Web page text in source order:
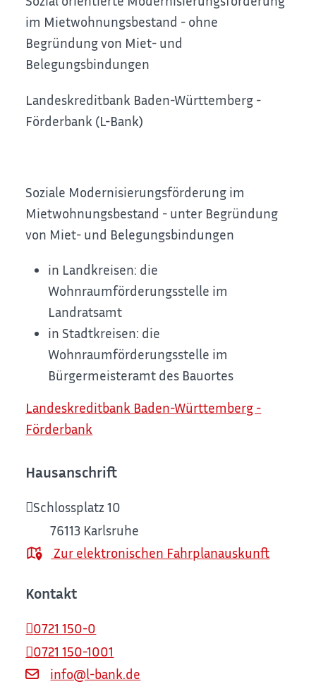
im Mietwohnungsbestand - ohne
Begründung von Miet- und
Belegungsbindungen
Landeskreditbank Baden-Württemberg -
Förderbank (L-Bank)
Soziale Modernisierungsförderung im
Mietwohnungsbestand - unter Begründung
von Miet- und Belegungsbindungen
in Landkreisen: die
Wohnraumförderungsstelle im
Landratsamt
in Stadtkreisen: die
Wohnraumförderungsstelle im
Bürgermeisteramt des Bauortes
Landeskreditbank Baden-Württemberg -
Förderbank
Hausanschrift
Schlossplatz 10
76113 Karlsruhe
Zur elektronischen Fahrplanauskunft
Kontakt
0721 150-0
0721 150-1001
info@l-bank.de